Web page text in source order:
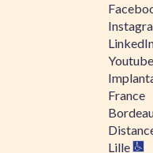
Youtube
France
Lille